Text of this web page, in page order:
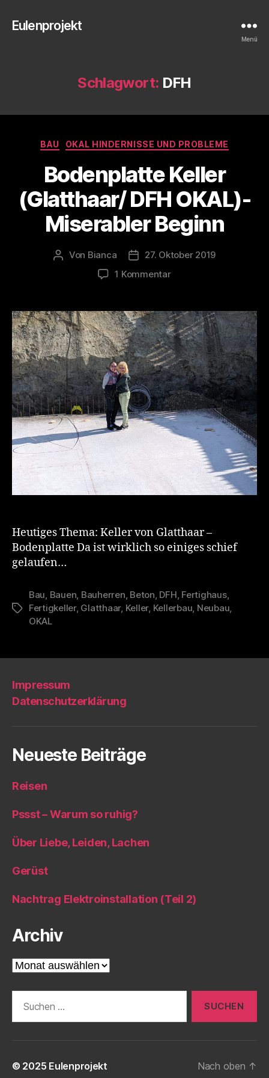
Eulenprojekt
Menü
Schlagwort: DFH
Kategorien
BAU OKAL HINDERNISSE UND PROBLEME
Bodenplatte Keller
(Glatthaar/ DFH OKAL)-
Miserabler Beginn
Beitragsautor
Von Bianca Veröffentlichungsdatum
27. Oktober 2019
1 Kommentarzu
(Glatthaar/
DFH
OKAL)-
Miserabler
Beginn
Heutiges Thema: Keller von Glatthaar –
Bodenplatte Da ist wirklich so einiges schief
gelaufen…
Schlagwörter
Bau Bauen Bauherren Beton DFH Fertighaus,
Fertigkeller, Glatthaar, Keller, Kellerbau Neubau
OKAL
Impressum
Datenschutzerklärung
Neueste Beiträge
Reisen
Pssst – Warum so ruhig?
Über Liebe, Leiden, Lachen
Gerüst
Nachtrag Elektroinstallation (Teil 2)
Archiv
Archiv
nach:
© 2025 Eulenprojekt Nach oben ↑